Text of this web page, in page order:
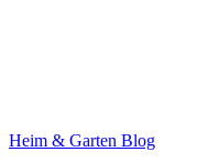
Heim & Garten Blog